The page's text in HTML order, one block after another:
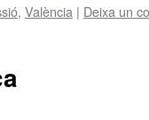
, València | Deixa un